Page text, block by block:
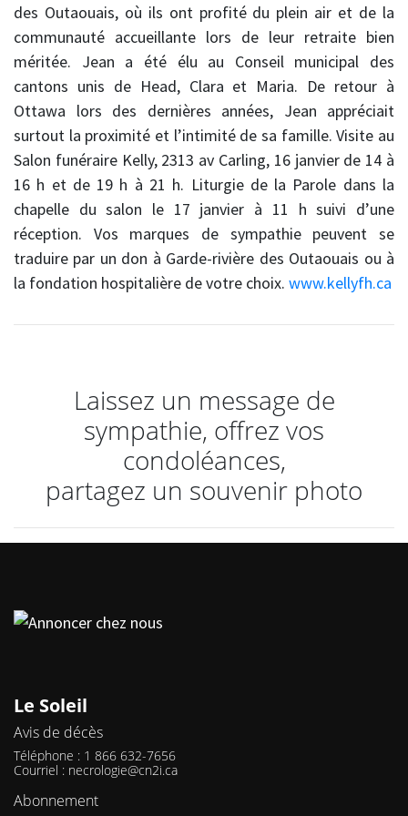
des Outaouais, où ils ont profité du plein air et de la
communauté accueillante lors de leur retraite bien
méritée. Jean a été élu au Conseil municipal des
cantons unis de Head, Clara et Maria. De retour à
Ottawa lors des dernières années, Jean appréciait
surtout la proximité et l’intimité de sa famille. Visite au
Salon funéraire Kelly, 2313 av Carling, 16 janvier de 14 à
16 h et de 19 h à 21 h. Liturgie de la Parole dans la
chapelle du salon le 17 janvier à 11 h suivi d’une
réception. Vos marques de sympathie peuvent se
traduire par un don à Garde-rivière des Outaouais ou à
la fondation hospitalière de votre choix. www.kellyfh.ca
Laissez un message de
sympathie, offrez vos
condoléances,
partagez un souvenir photo
Le Soleil
Avis de décès
Téléphone : 1 866 632-7656
Courriel : necrologie@cn2i.ca
Abonnement